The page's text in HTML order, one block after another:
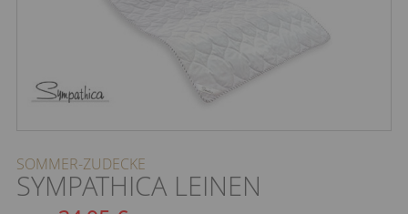
SOMMER-ZUDECKE
SYMPATHICA LEINEN